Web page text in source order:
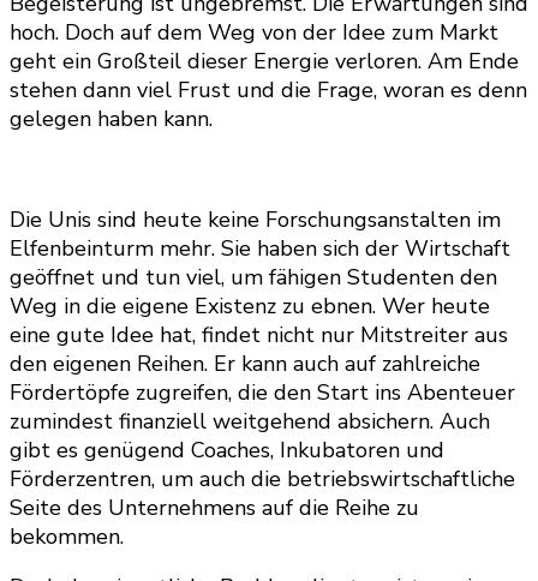
hoch. Doch auf dem Weg von der Idee zum Markt
geht ein Großteil dieser Energie verloren. Am Ende
stehen dann viel Frust und die Frage, woran es denn
gelegen haben kann.
Die Unis sind heute keine Forschungsanstalten im
Elfenbeinturm mehr. Sie haben sich der Wirtschaft
geöffnet und tun viel, um fähigen Studenten den
Weg in die eigene Existenz zu ebnen. Wer heute
eine gute Idee hat, findet nicht nur Mitstreiter aus
den eigenen Reihen. Er kann auch auf zahlreiche
Fördertöpfe zugreifen, die den Start ins Abenteuer
zumindest finanziell weitgehend absichern. Auch
gibt es genügend Coaches, Inkubatoren und
Förderzentren, um auch die betriebswirtschaftliche
Seite des Unternehmens auf die Reihe zu
bekommen.